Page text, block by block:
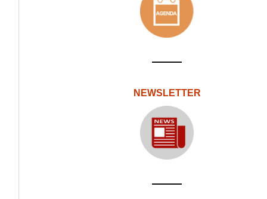
NEWSLETTER